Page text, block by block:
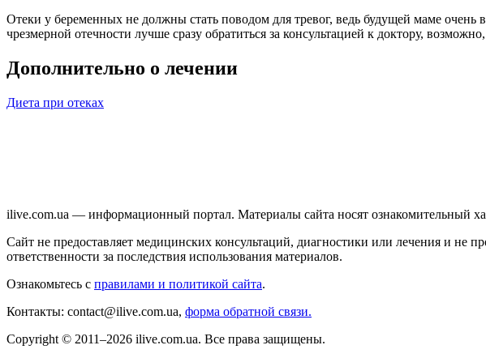
Отеки у беременных не должны стать поводом для тревог, ведь будущей маме
чрезмерной отечности лучше сразу обратиться за консультацией к доктору,
Дополнительно о лечении
Диета при отеках
ilive.com.ua — информационный портал. Материалы сайта носят ознакомительный
Сайт не предоставляет медицинских консультаций, диагностики или лечения и не
ответственности за последствия использования материалов.
Ознакомьтесь с правилами и политикой сайта.
Контакты: contact@ilive.com.ua, форма обратной связи.
Copyright © 2011–2026 ilive.com.ua. Все права защищены.